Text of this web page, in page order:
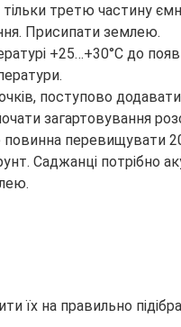
третю частину
Присипати землею.
+25…+30°С до
поступово
загартовування
перевищувати
Саджанці потрібно
їх на правильно